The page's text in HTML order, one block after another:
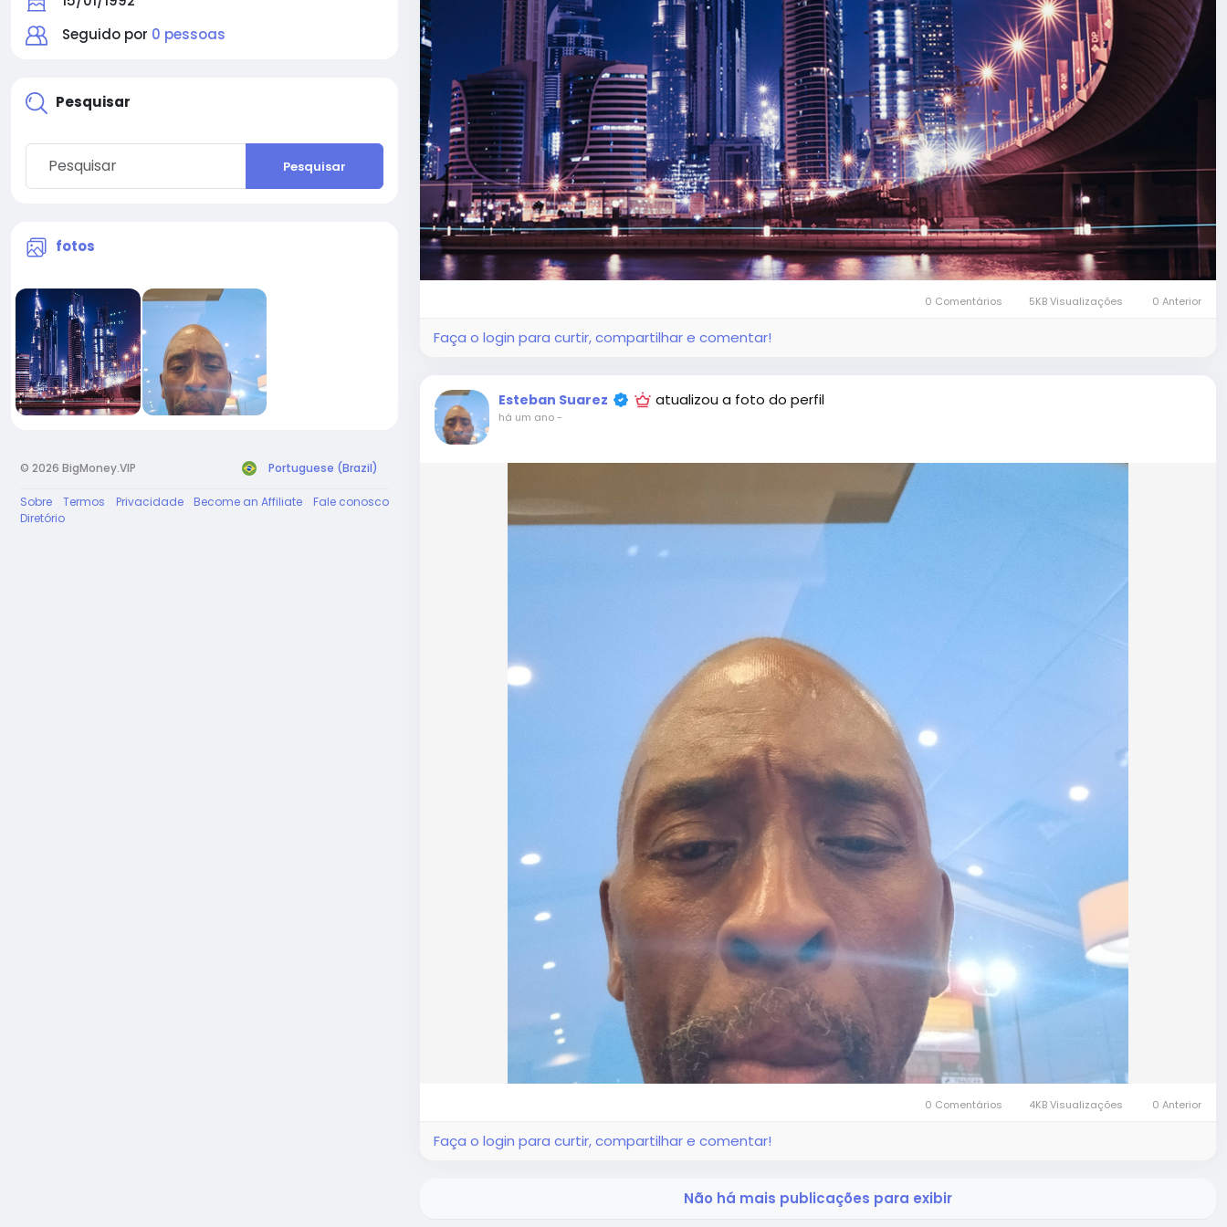
Seguido por 0 pessoas
Pesquisar
Pesquisar
fotos
© 2026 BigMoney.VIP Portuguese (Brazil)
Sobre Termos Privacidade Become an Affiliate
Fale conosco
Diretório
0 Comentários 5KB Visualizações 0 Anterior
Faça o login para curtir, compartilhar e comentar!
Esteban Suarez atualizou a foto do perfil
há um ano-
0 Comentários 4KB Visualizações 0 Anterior
Faça o login para curtir, compartilhar e comentar!
Não há mais publicações para exibir